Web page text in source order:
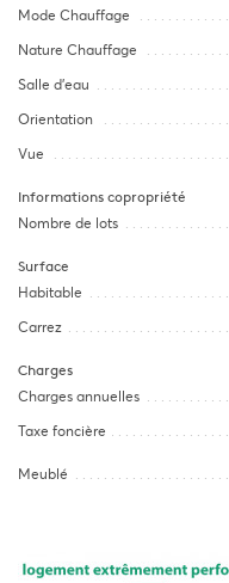
Mode Chauffage
Nature Chauffage
Salle d’eau
Orientation
Vue
Informations copropriété
Nombre de lots
Surface
Habitable
Carrez
Charges
Charges annuelles
Taxe foncière
Meublé